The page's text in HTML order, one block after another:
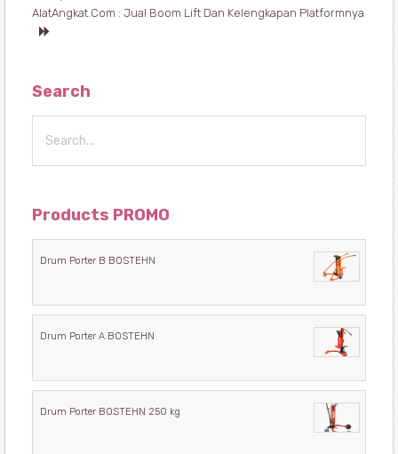
AlatAngkat.com : Jual Boom Lift Dan Kelengkapan Platformnya
Search
Products PROMO
Drum Porter B BOSTEHN
Drum Porter A BOSTEHN
Drum Porter BOSTEHN 250 kg